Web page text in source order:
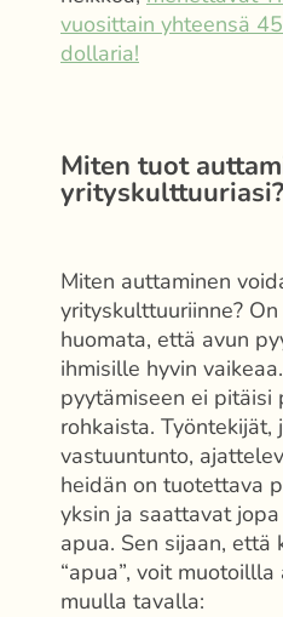
vuosittain yhteensä
dollaria!
Miten tuot
yrityskulttuuriasi?
Miten auttaminen
yrityskulttuuriinne?
huomata, että avun
ihmisille hyvin
pyytämiseen ei pitäisi
rohkaista. Työntekijät,
vastuuntunto,
heidän on tuotettava
yksin ja saattavat
apua. Sen sijaan, että
“apua”, voit
muulla tavalla: